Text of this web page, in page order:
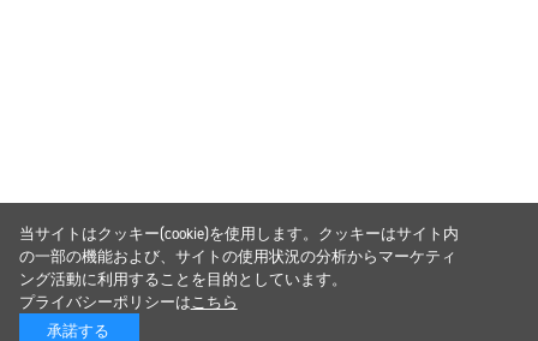
当サイトはクッキー(cookie)を使用します。クッキーはサイト内
の一部の機能および、サイトの使用状況の分析からマーケティ
ング活動に利用することを目的としています。
プライバシーポリシーはこちら
承諾する